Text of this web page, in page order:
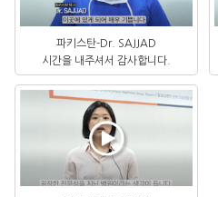
파키스탄-Dr. SAJJAD
시간을 내주셔서 감사합니다.